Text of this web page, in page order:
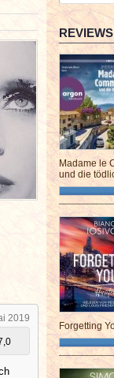
2019
Madame le
und die
Forgetting